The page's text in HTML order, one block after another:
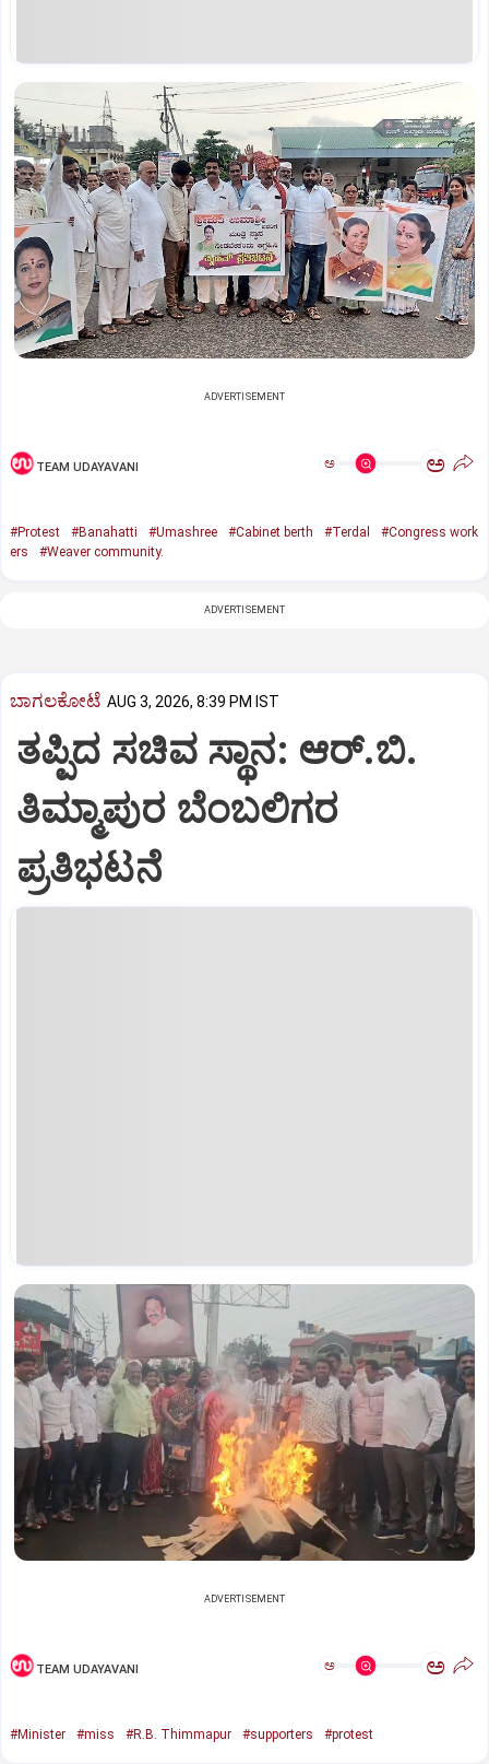
ADVERTISEMENT
TEAM UDAYAVANI ಅ ಅ
#Protest #Banahatti #Umashree #Cabinet berth #Terdal
#Congress work
ers
#Weaver community.
ADVERTISEMENT
ಬಾಗಲಕೋಟೆ AUG 3, 2026, 8:39 PM IST
ತಪ್ಪಿದ ಸಚಿವ ಸ್ಥಾನ: ಆರ್.ಬಿ.
ತಿಮ್ಮಾಪುರ ಬೆಂಬಲಿಗರ
ಪ್ರತಿಭಟನೆ
ADVERTISEMENT
TEAM UDAYAVANI ಅ ಅ
#Minister #miss #R.B. Thimmapur #supporters #protest